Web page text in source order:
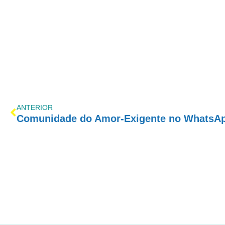
ANTERIOR
Comunidade do Amor-Exigente no